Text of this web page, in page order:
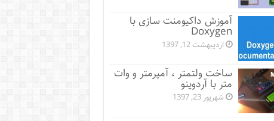
آموزش داکیومنت سازی با
Doxygen
اردیبهشت 12, 1397
ساخت ولتمتر ، آمپرمتر و وات
متر با آردوینو
شهریور 23, 1397